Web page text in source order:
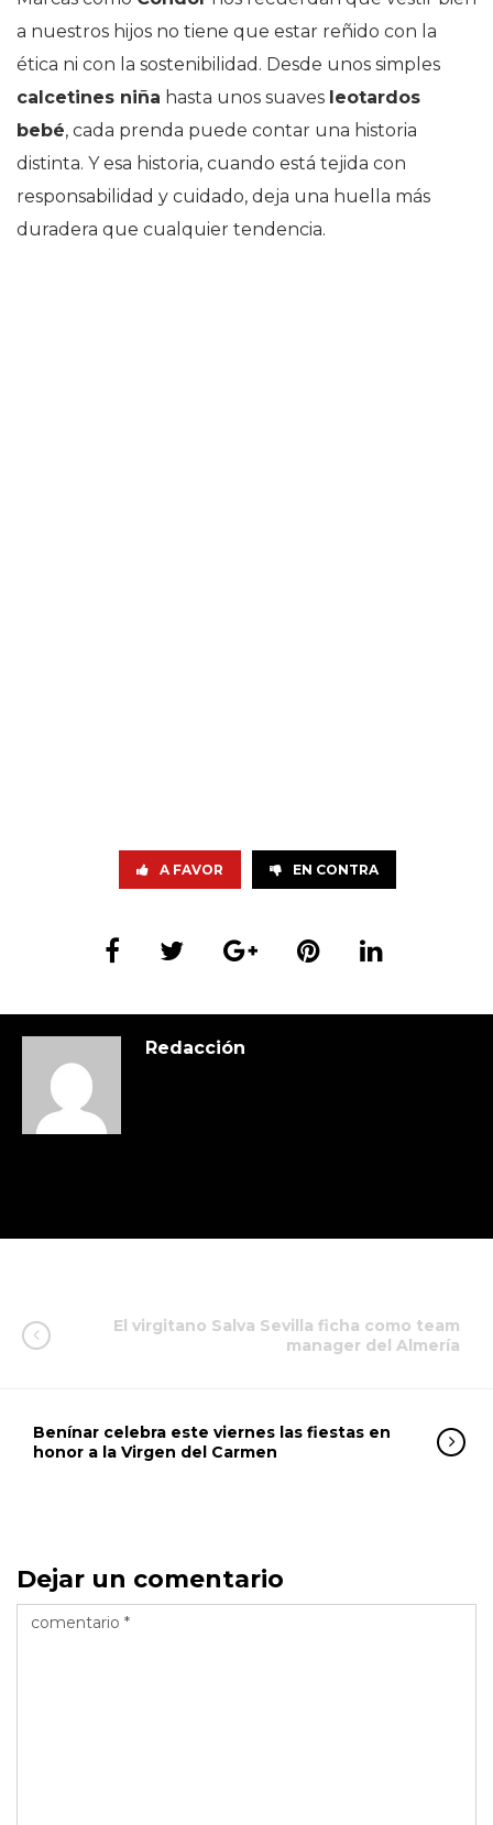
a nuestros hijos no tiene que estar reñido con la
ética ni con la sostenibilidad. Desde unos simples
calcetines niña hasta unos suaves leotardos
bebé, cada prenda puede contar una historia
distinta. Y esa historia, cuando está tejida con
responsabilidad y cuidado, deja una huella más
duradera que cualquier tendencia.
A FAVOR EN CONTRA
Redacción
El virgitano Salva Sevilla ficha como team
manager del Almería
Benínar celebra este viernes las fiestas en
honor a la Virgen del Carmen
Dejar un comentario